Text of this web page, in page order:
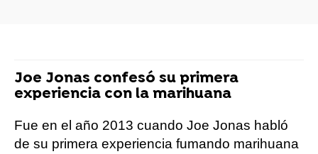
Joe Jonas confesó su primera
experiencia con la marihuana
Fue en el año 2013 cuando Joe Jonas habló
de su primera experiencia fumando marihuana